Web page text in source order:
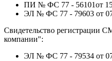
ПИ № ФС 77 - 56101от
ЭЛ № ФС 77 - 79603 от
Свидетельство регистрации
компании":
ЭЛ № ФС 77 - 79534 от